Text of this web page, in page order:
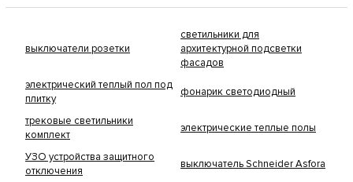
выключатели розетки
светильники для
архитектурной подсветки
фасадов
электрический теплый пол под
плитку
фонарик светодиодный
трековые светильники
комплект
электрические теплые полы
УЗО устройства защитного
отключения
выключатель Schneider Asfora